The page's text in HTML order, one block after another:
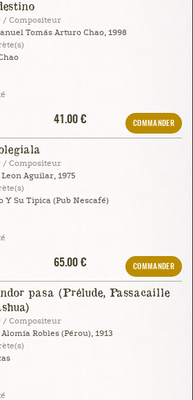
/ Compositeur
Tomás Arturo Chao, 1998
41.00 €
COMMANDER
/ Compositeur
Aguilar, 1975
Y Su Tipica (Pub Nescafé)
65.00 €
COMMANDER
pasa (Prélude, Passacaille
/ Compositeur
Robles (Pérou), 1913